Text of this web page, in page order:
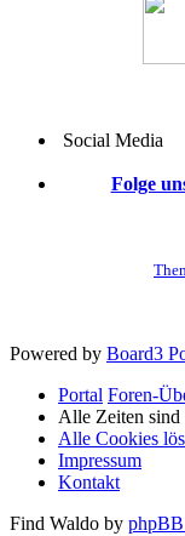
Social Media
Folge
Powered by Board3
Portal Foren-
Alle Zeiten sind
Alle Cookies
Impressum
Kontakt
Find Waldo by